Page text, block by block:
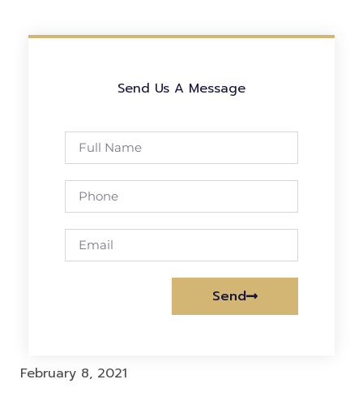
Send Us A Message
Send
February 8, 2021